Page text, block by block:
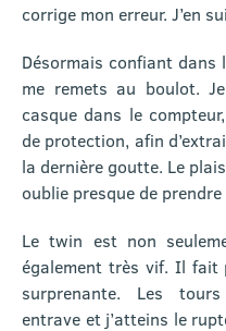
corrige mon erreur. J’en
Désormais confiant dans
me remets au boulot.
casque dans le
de protection, afin
la dernière goutte. Le
oublie presque de
Le twin est non
également très vif. Il fait
surprenante. Les
entrave et j’atteins le